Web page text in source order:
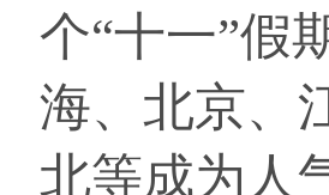
个“十一”假
海、北京、
北等成为人